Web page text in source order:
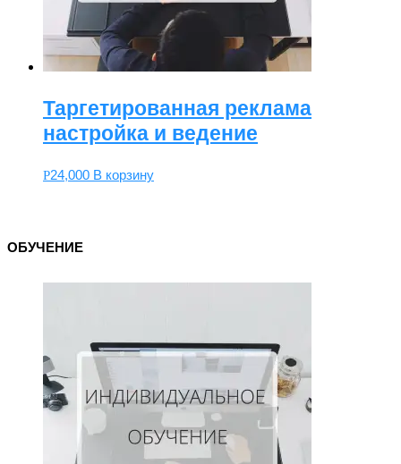
Таргетированная реклама
настройка и ведение
Р24,000 В корзину
ОБУЧЕНИЕ